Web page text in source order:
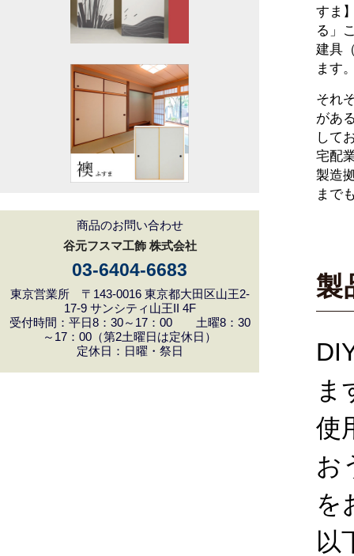
商品のお問い合わせ
谷元フスマ工飾 株式会社
03-6404-6683
東京営業所 〒143-0016 東京都大田区山王2-
17-9 サンシティ山王II 4F
受付時間：平日8：30～17：00 土曜8：30
～17：00（第2土曜日は定休日）
定休日：日曜・祭日
すま
る」
建具
ます
それ
があ
して
宅配
製造
まで
製
ま
使
お
を
以